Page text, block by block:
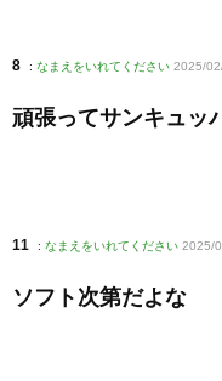
8 : なまえをいれてください 2025/
頑張ってサンキュッ
11 : なまえをいれてください 2025/
ソフト次第だよな